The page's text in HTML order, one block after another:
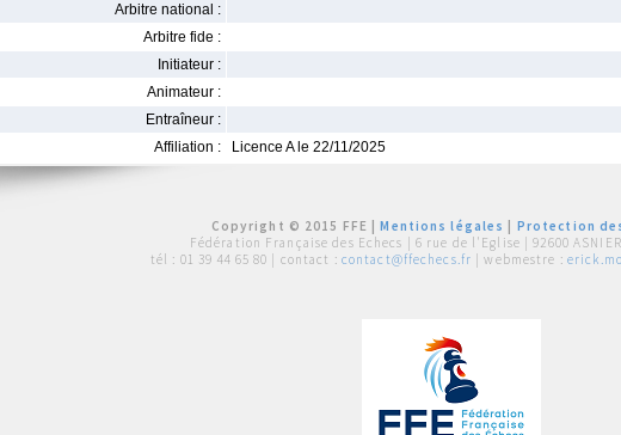
Arbitre national :
Arbitre fide :
Initiateur :
Animateur :
Entraîneur :
Affiliation :
Licence A le 22/11/2025
Copyright © 2015 FFE |Mentions légales
Protection
Fédération Française des Echecs | 6 rue de l'Eglise | 92600
tél : 01 39 44 65 80 | contact : contact@ffechecs.fr | webmestre :